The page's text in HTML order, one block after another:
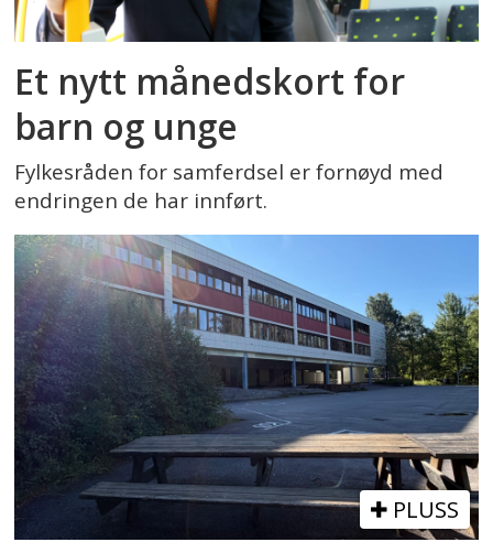
Et nytt månedskort for
barn og unge
Fylkesråden for samferdsel er fornøyd med
endringen de har innført.
PLUSS